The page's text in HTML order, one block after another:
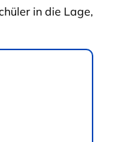
in die Lage,